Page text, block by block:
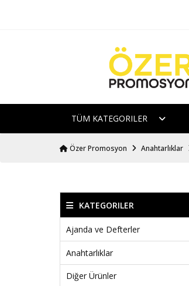
TÜM KATEGORILER
Özer Promosyon Anahtarlıklar
KATEGORILER
Ajanda ve Defterler
Anahtarlıklar
Diğer Ürünler